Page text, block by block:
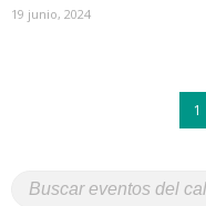
19 junio, 2024
1